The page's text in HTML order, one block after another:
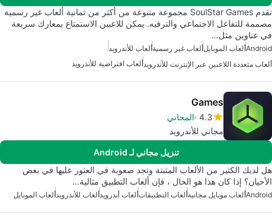
تقدم SoulStar Games مجموعة متنوعة من أكثر من ثمانية ألعاب غير رسمية
مصممة للتفاعل الاجتماعي والترفيه. يمكن للاعبين الاستمتاع بمعارك سريعة
في عناوين مثل…
Androidألعاب الموبايلألعاب غير رسميةألعاب للأندرويد
ألعاب متعددة اللاعبين عبر الإنترنت للأندرويدألعاب افتراضية للأندرويد
Games
4.3 المجاني
مجاني للأندرويد
تنزيل مجاني لـ Android
هل لديك الكثير من الألعاب المثبتة وتجد صعوبة في العثور عليها في بعض
الأحيان؟ إذا كان هذا هو الحال ، فإن ألعاب التطبيق مثالية…
Androidألعاب موبايل مجانيةألعاب التطبيقاتألعاب أندرويدألعاب للأندرويدألعاب الموبايل